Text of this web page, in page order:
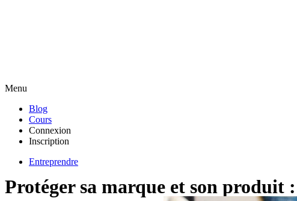
Menu
Blog
Cours
Connexion
Inscription
Entreprendre
Protéger sa marque et son produit